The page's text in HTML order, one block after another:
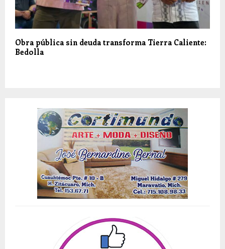
Obra pública sin deuda transforma Tierra Caliente:
Bedolla